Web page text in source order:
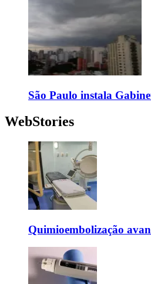
São Paulo instala
WebStories
Quimioembolização